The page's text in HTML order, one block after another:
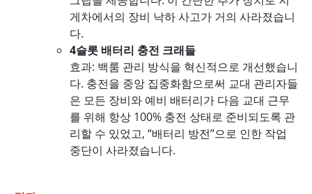
게차에서의 장비 낙하 사고가 거의 사라졌습니
다.
4슬롯 배터리 충전 크래들
효과: 백룸 관리 방식을 혁신적으로 개선했습니
다. 충전을 중앙 집중화함으로써 교대 관리자들
은 모든 장비와 예비 배터리가 다음 교대 근무
를 위해 항상 100% 충전 상태로 준비되도록 관
리할 수 있었고, “배터리 방전”으로 인한 작업
중단이 사라졌습니다.